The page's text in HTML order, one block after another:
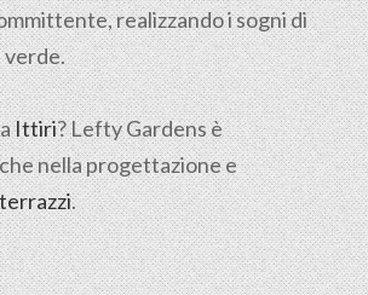
realizzando i sogni di
verde.
Ittiri? Lefty Gardens è
nella progettazione e
terrazzi.